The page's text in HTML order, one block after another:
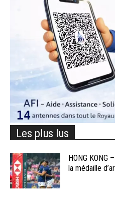
Les plus lus
HONG KONG
la médaille